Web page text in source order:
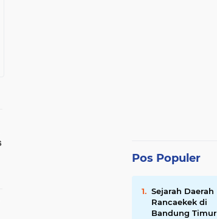
Pos Populer
Sejarah Daerah
Rancaekek di
Bandung Timur